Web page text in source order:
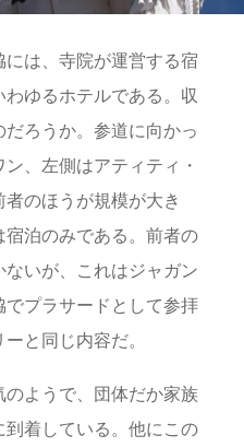
は、寺院が運営する宿
ゆるホテルである。収
ろうか。参道に向かっ
、左側はアティティ・
のほうが規模が大き
宿泊のみである。前者の
いが、これはジャガン
プラサードとして参拝
と同じ内容だ。
のようで、団体だか家族
着している。他にこの